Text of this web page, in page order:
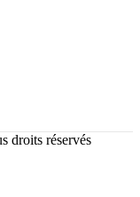
droits réservés